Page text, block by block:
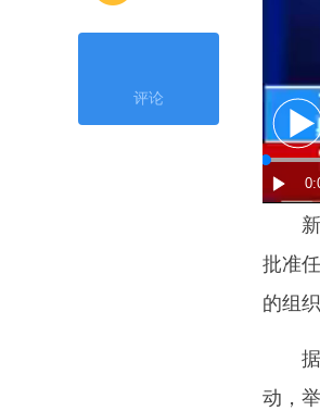
评论
新
批准
的组
据
动，